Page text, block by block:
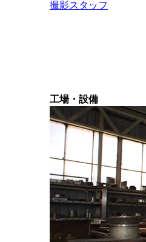
撮影スタッフ
工場・設備